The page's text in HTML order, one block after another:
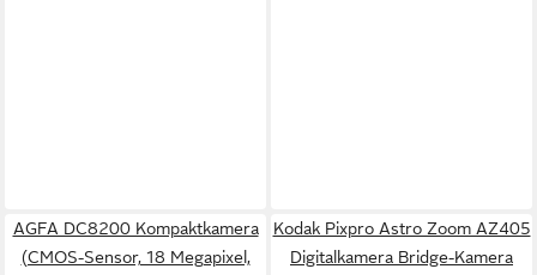
AGFA DC8200 Kompaktkamera
(CMOS-Sensor, 18 Megapixel,
Kodak Pixpro Astro Zoom AZ405
Digitalkamera Bridge-Kamera